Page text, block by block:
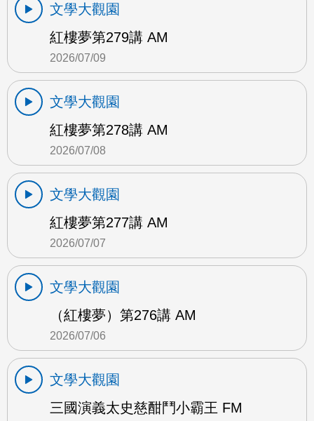
文學大觀園
紅樓夢第279講 AM
2026/07/09
文學大觀園
紅樓夢第278講 AM
2026/07/08
文學大觀園
紅樓夢第277講 AM
2026/07/07
文學大觀園
（紅樓夢）第276講 AM
2026/07/06
文學大觀園
三國演義太史慈酣鬥小霸王 FM